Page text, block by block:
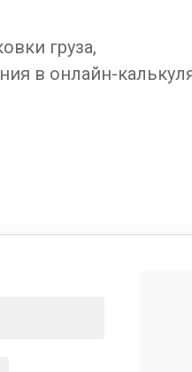
груза,
в онлайн-